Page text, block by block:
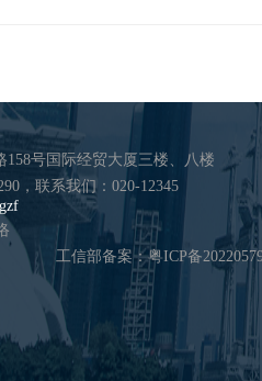
158号国际经贸大厦三楼、八楼
，联系我们：020-12345
工信部备案：粤ICP备